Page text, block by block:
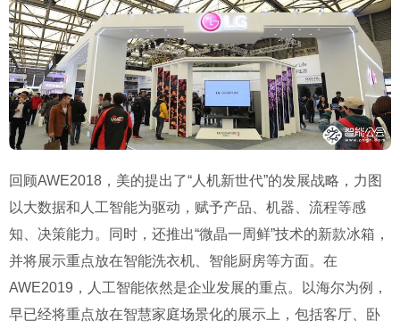
回顾AWE2018，美的提出了“人机新世代”的发展战略，力图
以大数据和人工智能为驱动，赋予产品、机器、流程等感
知、决策能力。同时，还推出“微晶一周鲜”技术的新款冰箱，
并将展示重点放在智能洗衣机、智能厨房等方面。在
AWE2019，人工智能依然是企业发展的重点。以海尔为例，
早已经将重点放在智慧家庭场景化的展示上，包括客厅、卧